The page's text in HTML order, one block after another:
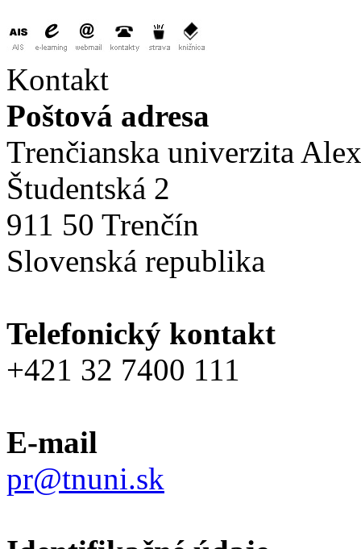
Kontakt
Poštová adresa
Trenčianska univerzita
Študentská 2
911 50 Trenčín
Slovenská republika
Telefonický kontakt
+421 32 7400 111
E-mail
pr@tnuni.sk